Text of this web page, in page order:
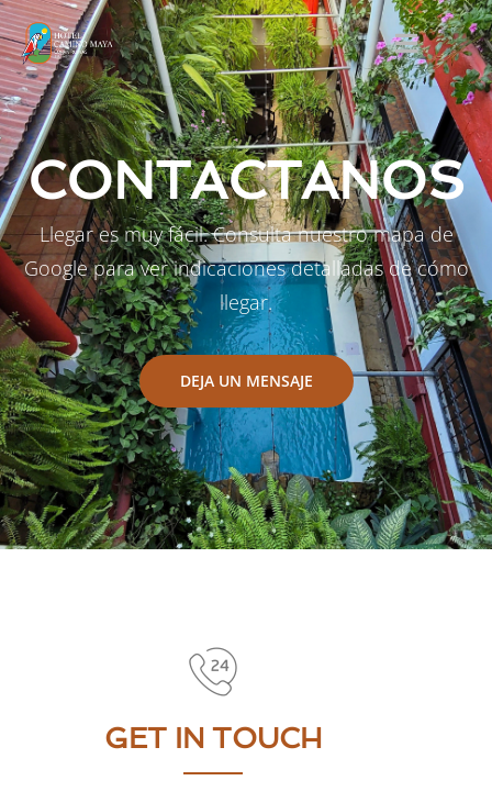
CONTACTANOS
Llegar es muy fácil. Consulta nuestro mapa de
Google para ver indicaciones detalladas de cómo
llegar.
DEJA UN MENSAJE
GET IN TOUCH